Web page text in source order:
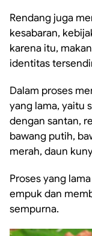
Rendang juga
kesabaran,
karena itu,
identitas
Dalam proses
yang lama, yaitu
dengan santan,
bawang putih,
merah, daun
Proses yang
empuk dan
sempurna.